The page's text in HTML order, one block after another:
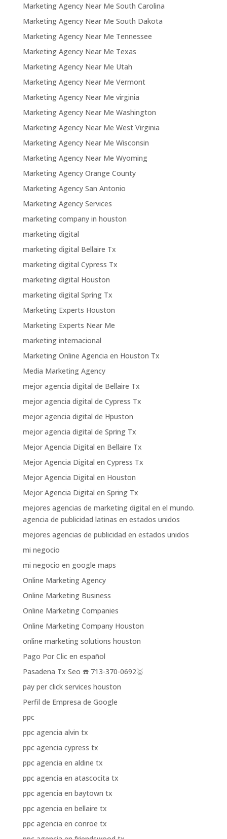
Marketing Agency Near Me South Carolina
Marketing Agency Near Me South Dakota
Marketing Agency Near Me Tennessee
Marketing Agency Near Me Texas
Marketing Agency Near Me Utah
Marketing Agency Near Me Vermont
Marketing Agency Near Me virginia
Marketing Agency Near Me Washington
Marketing Agency Near Me West Virginia
Marketing Agency Near Me Wisconsin
Marketing Agency Near Me Wyoming
Marketing Agency Orange County
Marketing Agency San Antonio
Marketing Agency Services
marketing company in houston
marketing digital
marketing digital Bellaire Tx
marketing digital Cypress Tx
marketing digital Houston
marketing digital Spring Tx
Marketing Experts Houston
Marketing Experts Near Me
marketing internacional
Marketing Online Agencia en Houston Tx
Media Marketing Agency
mejor agencia digital de Bellaire Tx
mejor agencia digital de Cypress Tx
mejor agencia digital de Hpuston
mejor agencia digital de Spring Tx
Mejor Agencia Digital en Bellaire Tx
Mejor Agencia Digital en Cypress Tx
Mejor Agencia Digital en Houston
Mejor Agencia Digital en Spring Tx
mejores agencias de marketing digital en el mundo.
agencia de publicidad latinas en estados unidos
mejores agencias de publicidad en estados unidos
mi negocio
mi negocio en google maps
Online Marketing Agency
Online Marketing Business
Online Marketing Companies
Online Marketing Company Houston
online marketing solutions houston
Pago Por Clic en español
Pasadena Tx Seo ☎️ 713-370-0692🥇
pay per click services houston
Perfil de Empresa de Google
ppc
ppc agencia alvin tx
ppc agencia cypress tx
ppc agencia en aldine tx
ppc agencia en atascocita tx
ppc agencia en baytown tx
ppc agencia en bellaire tx
ppc agencia en conroe tx